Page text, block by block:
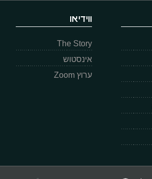
ווידיאו
The Story
אינסטוש
ערוץ Zoom